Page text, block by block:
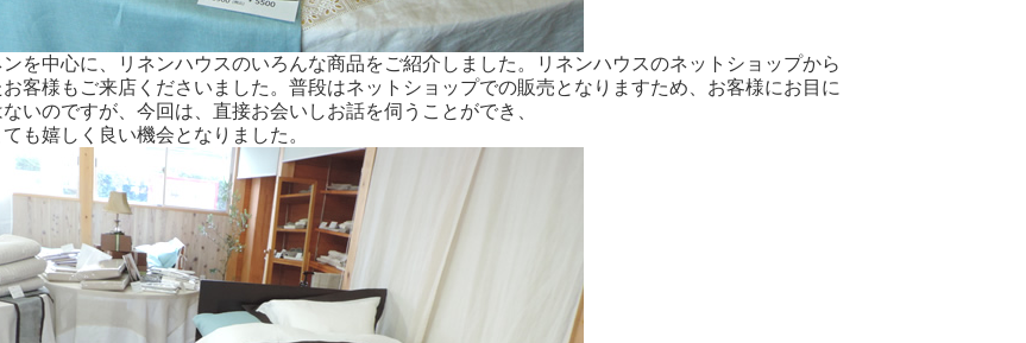
を中心に、リネンハウスのいろんな商品をご紹介しました。リネンハウスのネットショップから
客様もご来店くださいました。普段はネットショップでの販売となりますため、お客様にお目に
いのですが、今回は、直接お会いしお話を伺うことができ、
も嬉しく良い機会となりました。